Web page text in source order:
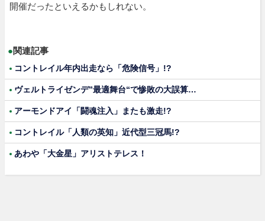
開催だったといえるかもしれない。
●関連記事
コントレイル年内出走なら「危険信号」!?
ヴェルトライゼンデ”最適舞台“で惨敗の大誤算…
アーモンドアイ「闘魂注入」またも激走!?
コントレイル「人類の英知」近代型三冠馬!?
あわや「大金星」アリストテレス！